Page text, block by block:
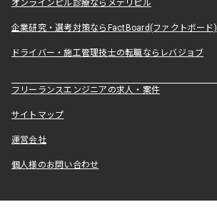
オンラインピル診療ならメデリピル
企業研究・選考対策ならFactBoard(ファクトボード)
ドライバー・施工管理技士の転職ならレバジョブ
フリーランスエンジニアの求人・案件
サイトマップ
運営会社
個人様のお問い合わせ